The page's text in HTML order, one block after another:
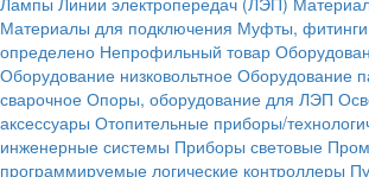
Материалы для подключения Муфты, фитинги
определено Непрофильный товар
Оборудование низковольтное Оборудование
сварочное Опоры, оборудование для ЛЭП
аксессуары Отопительные приборы/
инженерные системы Приборы световые
программируемые логические контроллеры